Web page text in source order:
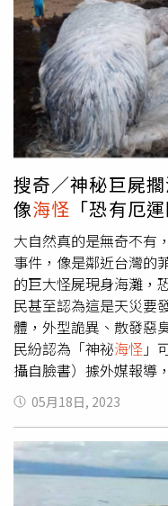
《變身少女露比》將於
鯊長著狀似豬臉的面部
特）照片曝光後，許
生物，經過專家鑑定
（Oxynotus centrina
公尺）以下的深海區域
危物種紅色名錄」，
網友痛批，這隻鯊魚是
上，對此，當地水族館
見，但在當地其實不算
為牠從水裡出來時還會
館的工作人員Yuri
牠常被稱作豬臉鯊，因
豬的叫聲；我們曾經想
不適合」。經過專家驗
的謠言，只能說世界之
隨後被送往海港辦公室
鯊長著狀似豬臉的面部
特）
搜奇／神秘巨屍
像海怪 「恐有厄運
大自然真的是無奇不有
事件，像是鄰近台灣的
的巨大怪屍現身海灘，
民甚至認為這是天災要
體，外型詭異、散發惡
民紛認為「神祕海怪 」
攝自臉書）據外媒報導
（Oriental Mindoro）
白毛的「神秘海怪
」
引來許多人圍觀，不少
為恐有地震將發生，驚
請大家為我們祈禱吧」
一年7月，民都洛島（
05月18日, 2023